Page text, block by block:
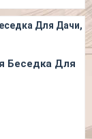
Беседка Для